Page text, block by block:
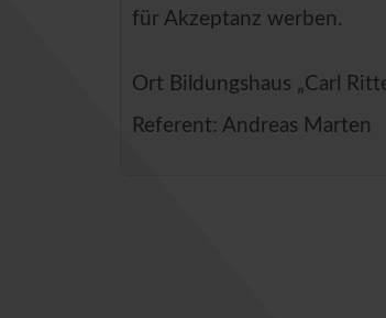
für Akzeptanz werben.
Ort Bildungshaus „Carl
Referent: Andreas Marten